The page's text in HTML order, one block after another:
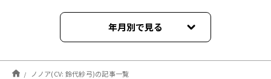
年月別で見る
2024年12月
ノノア(CV: 鈴代紗弓)の記事一覧